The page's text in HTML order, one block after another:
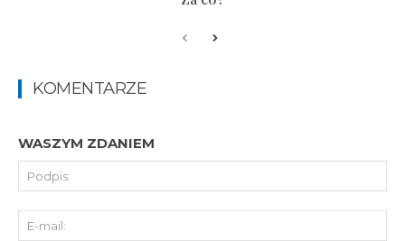
KOMENTARZE
WASZYM ZDANIEM